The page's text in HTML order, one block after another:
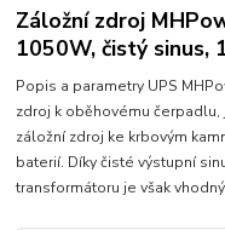
Záložní zdroj
1050W, čistý sinus,
Popis a parametry UPS
zdroj k oběhovému
záložní zdroj ke krbovým
baterií. Díky čisté výstupní
transformátoru je však